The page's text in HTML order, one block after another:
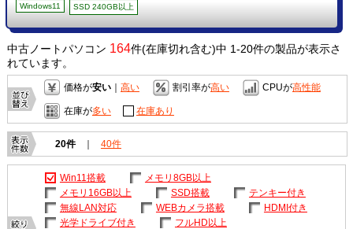
Windows11 SSD 240GB以上
中古ノートパソコン 164件(在庫切れ含む)中 1-20件の製品が表示さ
れています。
価格が安い｜ 高い 割引率が高い CPUが高性能
在庫が多い 在庫あり
20件 ｜ 40件
Win11搭載
メモリ8GB以上
メモリ16GB以上
SSD搭載
テンキー付き
無線LAN対応
WEBカメラ搭載
HDMI付き
光学ドライブ付き
フルHD以上